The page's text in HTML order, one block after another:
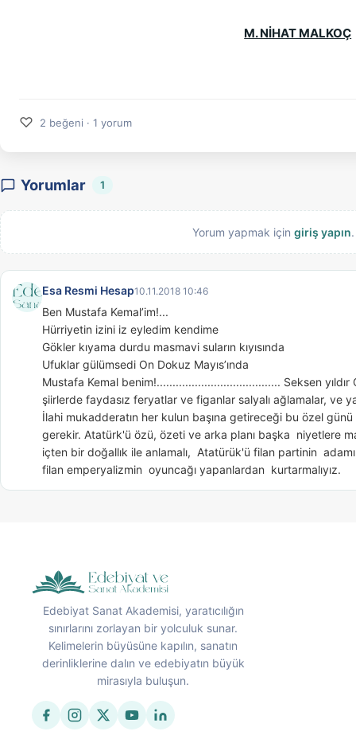
M. NİHAT MALKOÇ
♡ 2 beğeni · 1 yorum
Yorumlar 1
Yorum yapmak için giriş yapın.
Esa Resmi Hesap10.11.2018 10:46
Ben Mustafa Kemal’im!...
Hürriyetin izini iz eyledim kendime
Gökler kıyama durdu masmavi suların kıyısında
Ufuklar gülümsedi On Dokuz Mayıs’ında
Mustafa Kemal benim!....................................... Seksen yıldır
şiirlerde faydasız feryatlar ve figanlar salyalı ağlamalar, ve
İlahi mukadderatın her kulun başına getireceği bu özel
gerekir. Atatürk'ü özü, özeti ve arka planı başka  niyetlere
içten bir doğallık ile anlamalı,  Atatürük'ü filan partinin
filan emperyalizmin  oyuncağı yapanlardan  kurtarmalıyız.
Edebiyat Sanat Akademisi, yaratıcılığın
sınırlarını zorlayan bir yolculuk sunar.
Kelimelerin büyüsüne kapılın, sanatın
derinliklerine dalın ve edebiyatın büyük
mirasıyla buluşun.